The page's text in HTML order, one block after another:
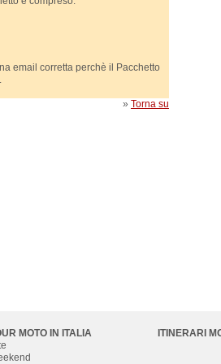
email corretta perchè il Pacchetto
» Torna su
MOTO IN ITALIA
ITINERARI